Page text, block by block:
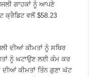
ਗਾਹਕਾਂ ਨੂੰ ਆਪਣੇ
ਕ੍ਰੈਡਿਟ ਵਲੋਂ $58.23
ਦੀਆਂ ਕੀਮਤਾਂ ਨੂੰ ਸਥਿਰ
ਨੂੰ ਘਟਾਉਣ ਲਈ ਕੰਮ ਕਰ
ਦੀਆਂ ਕੀਮਤਾਂ ਤਿੰਨ ਗੁਣਾ ਘੱਟ